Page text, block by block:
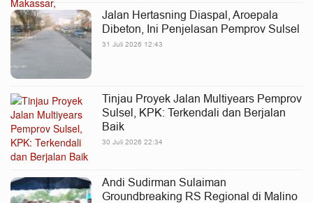
Jalan Hertasning Diaspal, Aroepala
Dibeton, Ini Penjelasan Pemprov Sulsel
31 Juli 2026 12:43
Tinjau Proyek Jalan Multiyears Pemprov
Sulsel, KPK: Terkendali dan Berjalan
Baik
30 Juli 2026 22:34
Andi Sudirman Sulaiman
Groundbreaking RS Regional di Malino